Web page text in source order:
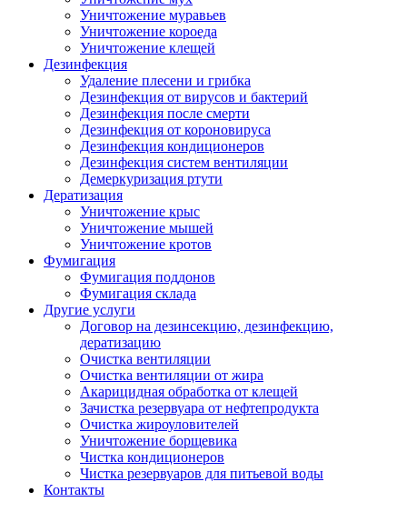
Уничтожение муравьев
Уничтожение короеда
Уничтожение клещей
Дезинфекция
Удаление плесени и грибка
Дезинфекция от вирусов и бактерий
Дезинфекция после смерти
Дезинфекция от короновируса
Дезинфекция кондиционеров
Дезинфекция систем вентиляции
Демеркуризация ртути
Дератизация
Уничтожение крыс
Уничтожение мышей
Уничтожение кротов
Фумигация
Фумигация поддонов
Фумигация склада
Другие услуги
Договор на дезинсекцию, дезинфекцию,
дератизацию
Очистка вентиляции
Очистка вентиляции от жира
Акарицидная обработка от клещей
Зачистка резервуара от нефтепродукта
Очистка жироуловителей
Уничтожение борщевика
Чистка кондиционеров
Чистка резервуаров для питьевой воды
Контакты